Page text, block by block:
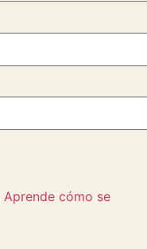
Aprende cómo se